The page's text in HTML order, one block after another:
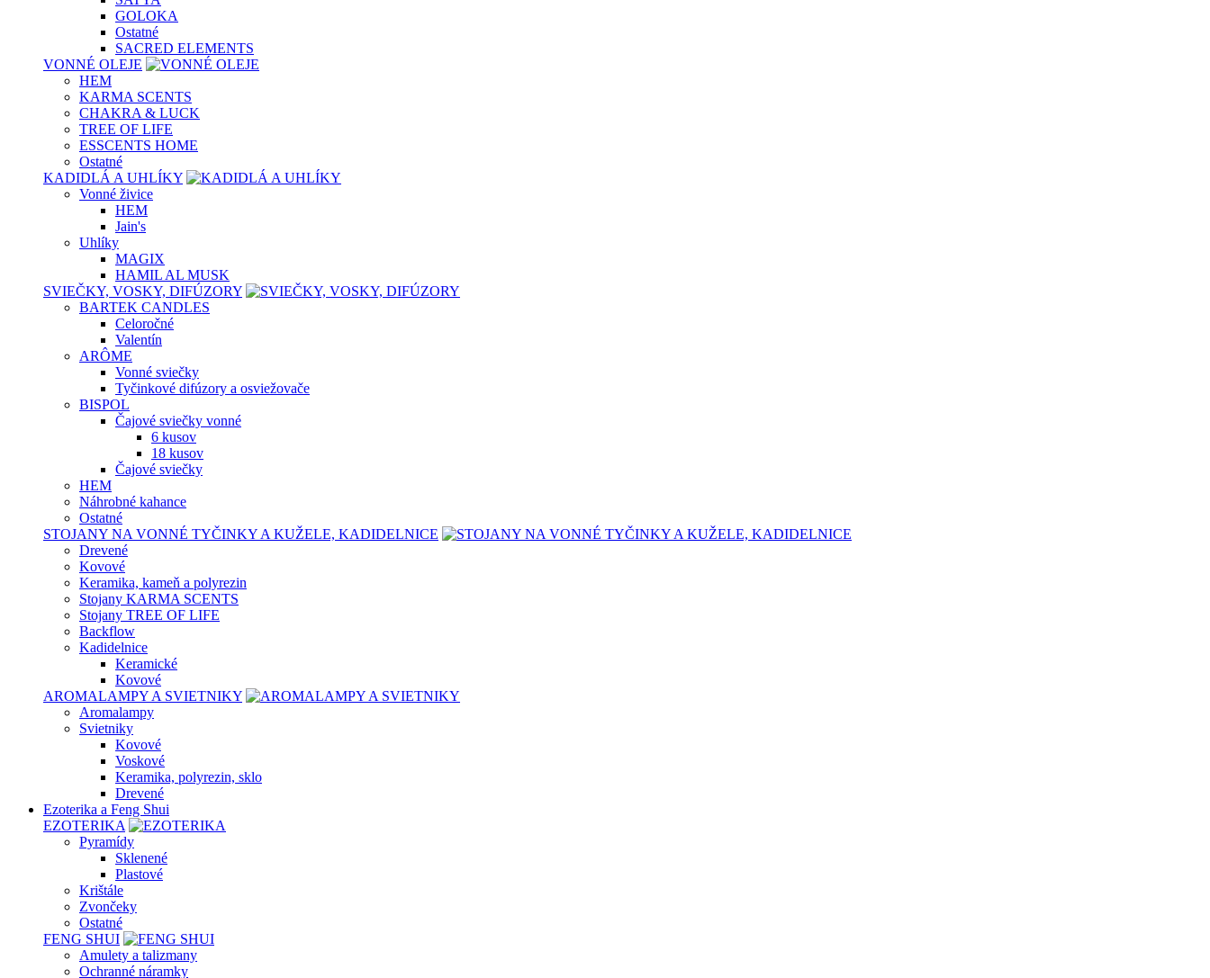
GOLOKA
Ostatné
SACRED ELEMENTS
VONNÉ OLEJE
HEM
KARMA SCENTS
CHAKRA & LUCK
TREE OF LIFE
ESSCENTS HOME
Ostatné
KADIDLÁ A UHLÍKY
Vonné živice
HEM
Jain's
Uhlíky
MAGIX
HAMIL AL MUSK
SVIEČKY, VOSKY, DIFÚZORY
BARTEK CANDLES
Celoročné
Valentín
ARÔME
Vonné sviečky
Tyčinkové difúzory a osviežovače
BISPOL
Čajové sviečky vonné
6 kusov
18 kusov
Čajové sviečky
HEM
Náhrobné kahance
Ostatné
STOJANY NA VONNÉ TYČINKY A KUŽELE, KADIDELNICE
Drevené
Kovové
Keramika, kameň a polyrezin
Stojany KARMA SCENTS
Stojany TREE OF LIFE
Backflow
Kadidelnice
Keramické
Kovové
AROMALAMPY A SVIETNIKY
Aromalampy
Svietniky
Kovové
Voskové
Keramika, polyrezin, sklo
Drevené
Ezoterika a Feng Shui
EZOTERIKA
Pyramídy
Sklenené
Plastové
Krištále
Zvončeky
Ostatné
FENG SHUI
Amulety a talizmany
Ochranné náramky